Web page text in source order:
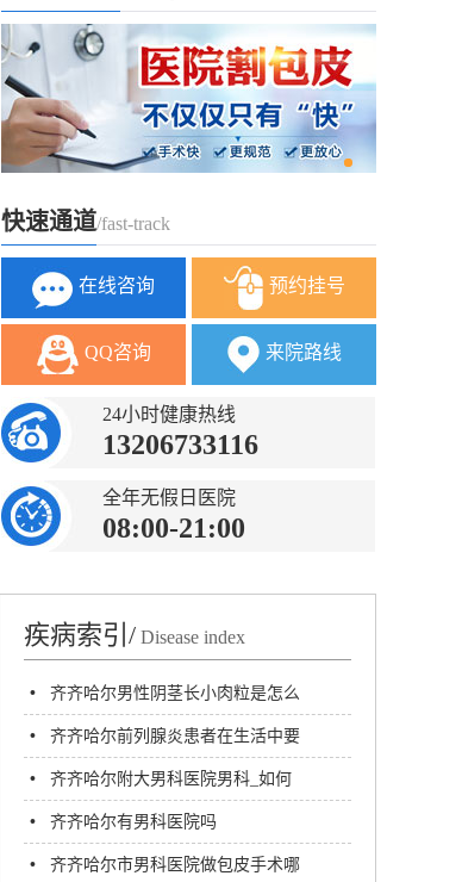
快速通道/fast-track
在线咨询 预约挂号
QQ咨询 来院路线
24小时健康热线
13206733116
全年无假日医院
08:00-21:00
疾病索引/ Disease index
• 齐齐哈尔男性阴茎长小肉粒是怎么
回事?
• 齐齐哈尔前列腺炎患者在生活中要
注意哪些问题?
• 齐齐哈尔附大男科医院男科_如何
治疗男性早泄?
• 齐齐哈尔有男科医院吗
• 齐齐哈尔市男科医院做包皮手术哪